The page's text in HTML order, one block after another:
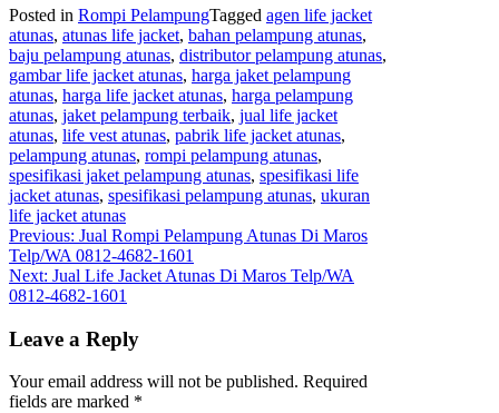
Posted in Rompi PelampungTagged agen life jacket
atunas, atunas life jacket, bahan pelampung atunas,
baju pelampung atunas, distributor pelampung atunas,
gambar life jacket atunas, harga jaket pelampung
atunas, harga life jacket atunas, harga pelampung
atunas, jaket pelampung terbaik, jual life jacket
atunas, life vest atunas, pabrik life jacket atunas,
pelampung atunas, rompi pelampung atunas,
spesifikasi jaket pelampung atunas, spesifikasi life
jacket atunas, spesifikasi pelampung atunas, ukuran
life jacket atunas
Post
navigation
Previous: Jual Rompi Pelampung Atunas Di Maros
Telp/WA 0812-4682-1601
Next: Jual Life Jacket Atunas Di Maros Telp/WA
0812-4682-1601
Leave a Reply
Your email address will not be published. Required
fields are marked *